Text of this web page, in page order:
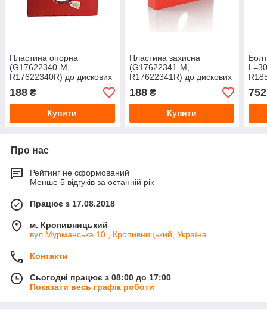
Пластина опорна
(G17622340-M,
R17622340R) до дискових
борін Gaspardo від
MayerPro
188 ₴
Купити
Пластина захисна
(G17622341-M,
R17622341R) до дискових
борін Gaspardo від
MayerPro
188₴
Купити
752
Про нас
Рейтинг не сформований
Менше 5 відгуків за останній рік
Працює з 17.08.2018
м. Кропивницький
вул.Мурманська 10 , Кропивницький, Україна
Контакти
Сьогодні працює з 08:00 до 17:00
Показати весь графік роботи